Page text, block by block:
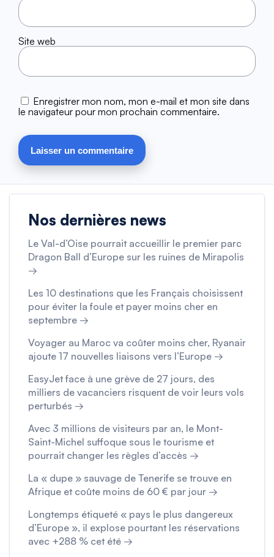
Site web
Enregistrer mon nom, mon e-mail et mon site dans
le navigateur pour mon prochain commentaire.
Nos dernières news
Le Val-d’Oise pourrait accueillir le premier parc
Dragon Ball d’Europe sur les ruines de Mirapolis
→
Les 10 destinations que les Français choisissent
pour éviter la foule et payer moins cher en
septembre →
Voyager au Maroc va coûter moins cher, Ryanair
ajoute 17 nouvelles liaisons vers l’Europe →
EasyJet face à une grève de 27 jours, des
milliers de vacanciers risquent de voir leurs vols
perturbés →
Avec 3 millions de visiteurs par an, le Mont-
Saint-Michel suffoque sous le tourisme et
pourrait changer les règles d’accès →
La « dupe » sauvage de Tenerife se trouve en
Afrique et coûte moins de 60 € par jour →
Longtemps étiqueté « pays le plus dangereux
d’Europe », il explose pourtant les réservations
avec +288 % cet été →